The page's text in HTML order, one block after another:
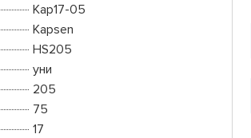
Kap17-05
Kapsen
HS205
уни
205
75
17